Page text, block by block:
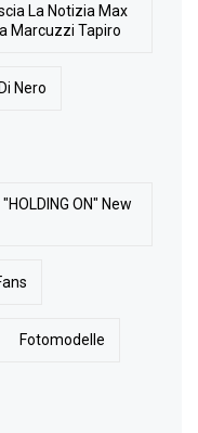
La Notizia Max
Marcuzzi Tapiro
Nero
ON" New
Fotomodelle